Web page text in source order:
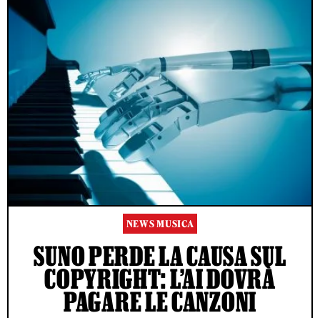
NEWS MUSICA
SUNO PERDE LA CAUSA SUL
COPYRIGHT: L’AI DOVRÀ
PAGARE LE CANZONI